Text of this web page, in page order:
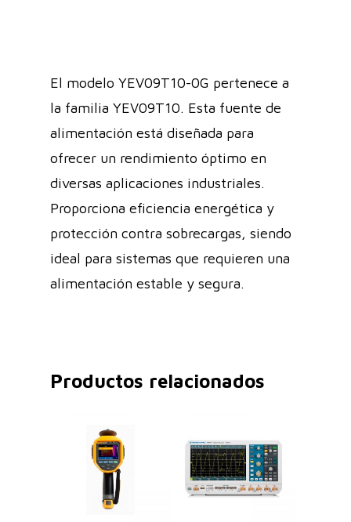
El modelo YEV09T10-0G pertenece a
la familia YEV09T10. Esta fuente de
alimentación está diseñada para
ofrecer un rendimiento óptimo en
diversas aplicaciones industriales.
Proporciona eficiencia energética y
protección contra sobrecargas, siendo
ideal para sistemas que requieren una
alimentación estable y segura.
Productos relacionados